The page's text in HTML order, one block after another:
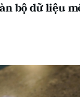
bộ dữ liệu